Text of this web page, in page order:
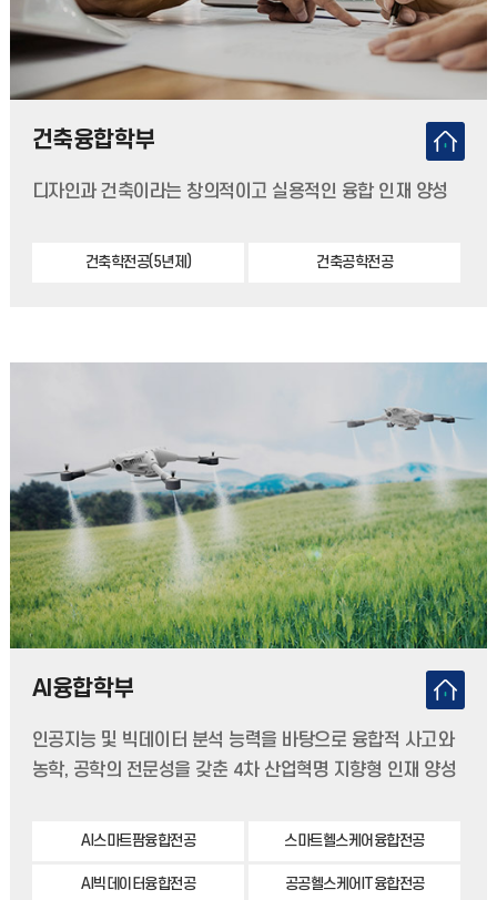
건축융합학부
디자인과 건축이라는 창의적이고 실용적인 융합 인재 양성
건축학전공(5년제) 건축공학전공
AI융합학부
인공지능 및 빅데이터 분석 능력을 바탕으로 융합적 사고와
농학, 공학의 전문성을 갖춘 4차 산업혁명 지향형 인재 양성
AI스마트팜융합전공 스마트헬스케어융합전공
AI빅데이터융합전공 공공헬스케어IT융합전공